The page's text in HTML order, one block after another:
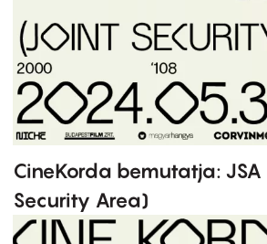
CineKorda bemutatja:
Security Area)